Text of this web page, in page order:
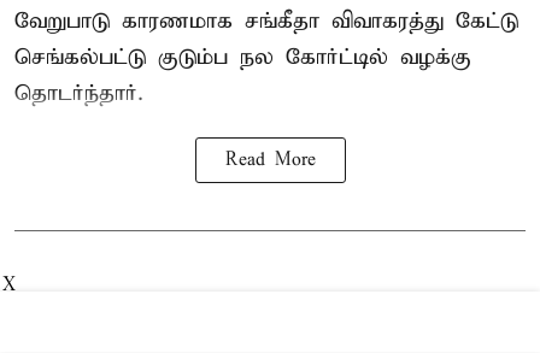
வேறுபாடு காரணமாக சங்கீதா விவாகரத்து கேட்டு
செங்கல்பட்டு குடும்ப நல கோர்ட்டில் வழக்கு
தொடர்ந்தார்.
Read More
X